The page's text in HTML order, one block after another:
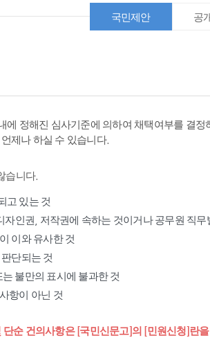
국민제안 공
에 정해진 심사기준에 의하여 채택여부를 결
제나 하실 수 있습니다.
습니다.
고 있는 것
인권, 저작권에 속하는 것이거나 공무원 직
이와 유사한 것
단되는 것
불만의 표시에 불과한 것
항이 아닌 것
단순 건의사항은 [국민신문고]의 [민원신청]란